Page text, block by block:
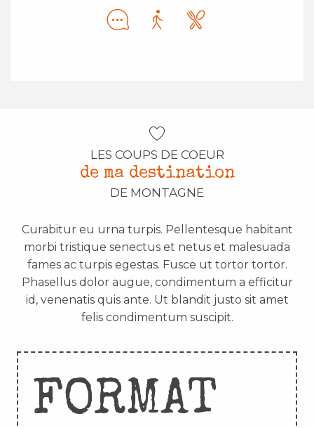
LES COUPS DE COEUR
de ma destination
DE MONTAGNE
Curabitur eu urna turpis. Pellentesque habitant
morbi tristique senectus et netus et malesuada
fames ac turpis egestas. Fusce ut tortor tortor.
Phasellus dolor augue, condimentum a efficitur
id, venenatis quis ante. Ut blandit justo sit amet
felis condimentum suscipit.
FORMAT